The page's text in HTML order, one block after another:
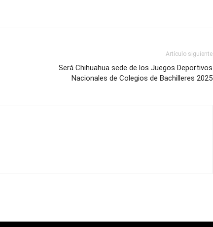
Artículo siguiente
Será Chihuahua sede de los Juegos Deportivos
Nacionales de Colegios de Bachilleres 2025